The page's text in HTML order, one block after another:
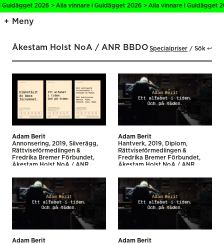
2026 > Alla vinnare i Guldägget 2026 > Alla vinnare i Guldägget
Meny
Åkestam Holst NoA / ANR BBDO Specialpriser Sök ↩
Adam Berit
Annonsering
2019
Silverägg
Rättviseförmedlingen &
Fredrika Bremer Förbundet
Åkestam Holst NoA / ANR
Adam Berit
Hantverk 2019
Diplom
Rättviseförmedlingen &
Fredrika Bremer Förbundet
Åkestam Holst NoA / ANR
Adam Berit
Adam Berit